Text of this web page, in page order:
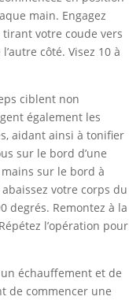
main. Engagez
votre coude vers
côté. Visez 10 à
ciblent non
également les
aidant ainsi à tonifier
sur le bord d’une
sur le bord à
votre corps du
degrés. Remontez à la
l’opération pour
échauffement et de
de commencer une